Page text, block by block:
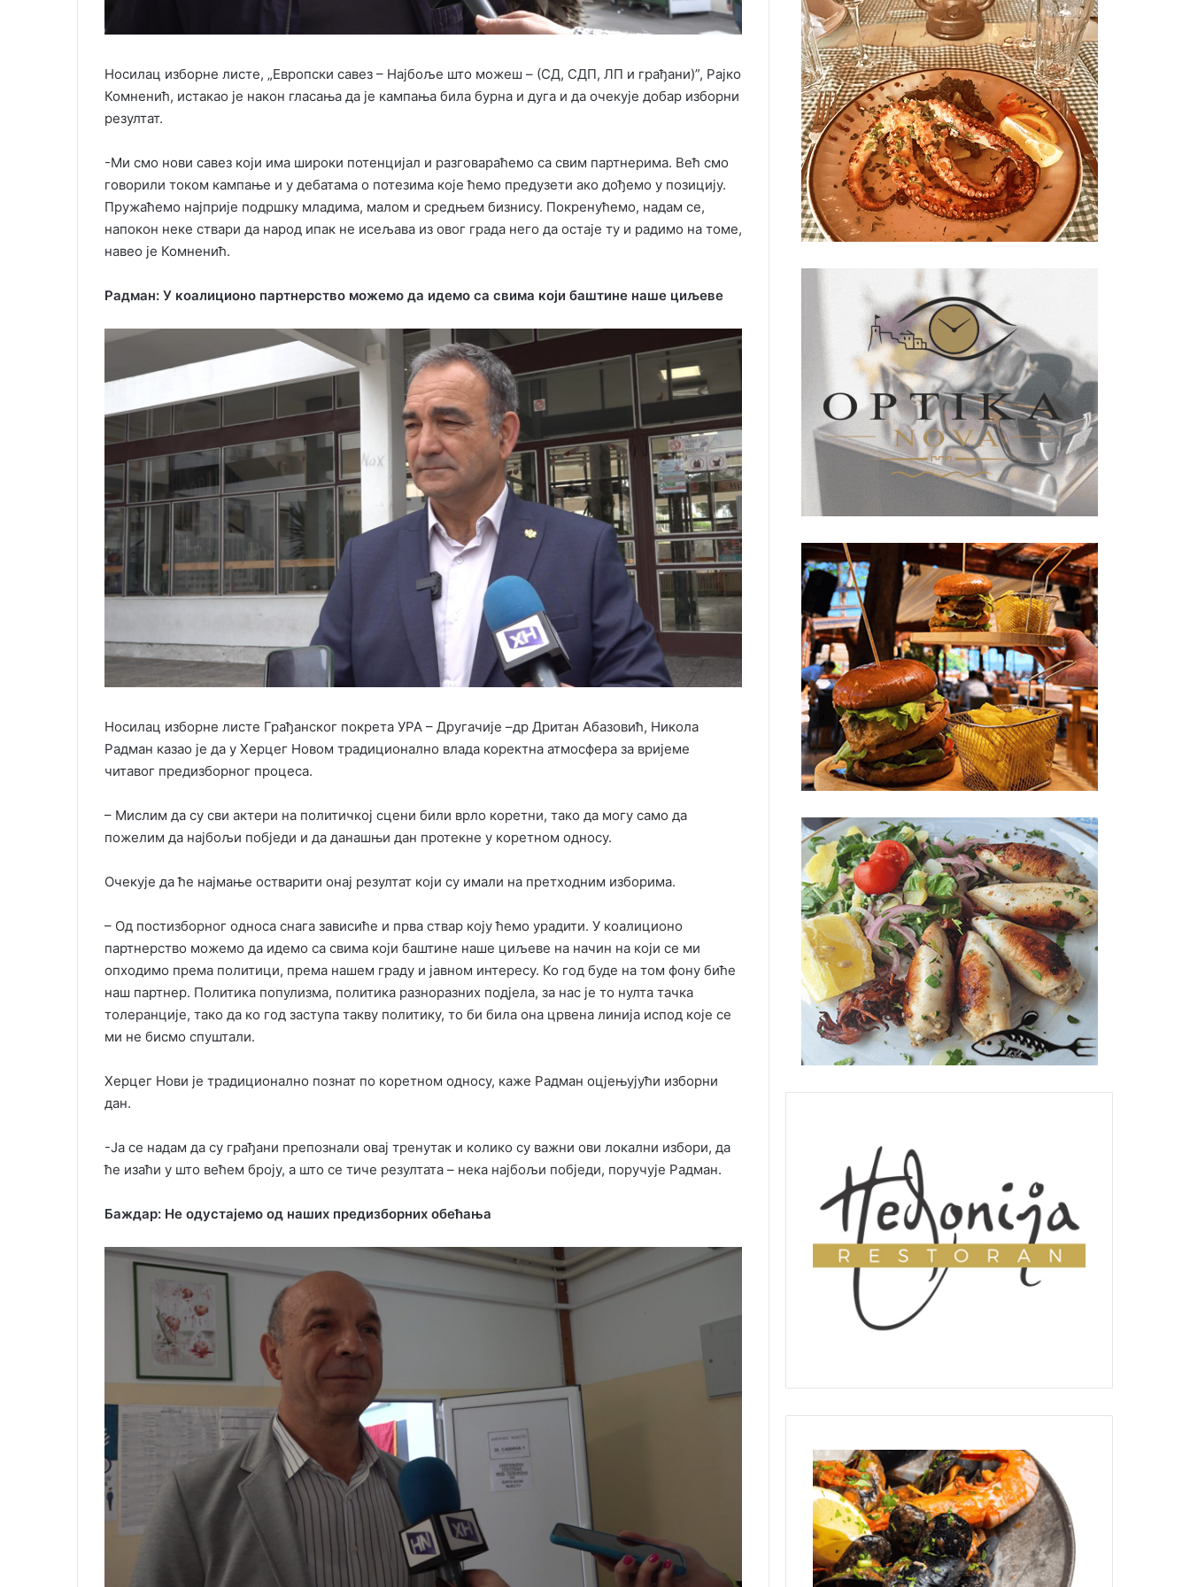
Носилац изборне листе, „Европски савез – Најбоље што можеш – (СД, СДП, ЛП и грађани)”, Рајко
Комненић, истакао је након гласања да је кампања била бурна и дуга и да очекује добар изборни
резултат.
-Ми смо нови савез који има широки потенцијал и разговараћемо са свим партнерима. Већ смо
говорили током кампање и у дебатама о потезима које ћемо предузети ако дођемо у позицију.
Пружаћемо најприје подршку младима, малом и средњем бизнису. Покренућемо, надам се,
напокон неке ствари да народ ипак не исељава из овог града него да остаје ту и радимо на томе,
навео је Комненић.
Радман: У коалиционо партнерство можемо да идемо са свима који баштине наше циљеве
Носилац изборне листе Грађанског покрета УРА – Другачије –др Дритан Абазовић, Никола
Радман казао је да у Херцег Новом традиционално влада коректна атмосфера за вријеме
читавог предизборног процеса.
– Мислим да су сви актери на политичкој сцени били врло коретни, тако да могу само да
пожелим да најбољи побједи и да данашњи дан протекне у коретном односу.
Очекује да ће најмање остварити онај резултат који су имали на претходним изборима.
– Од постизборног односа снага зависиће и прва ствар коју ћемо урадити. У коалиционо
партнерство можемо да идемо са свима који баштине наше циљеве на начин на који се ми
опходимо према политици, према нашем граду и јавном интересу. Ко год буде на том фону биће
наш партнер. Политика популизма, политика разноразних подјела, за нас је то нулта тачка
толеранције, тако да ко год заступа такву политику, то би била она црвена линија испод које се
ми не бисмо спуштали.
Херцег Нови је традиционално познат по коретном односу, каже Радман оцјењујући изборни
дан.
-Ја се надам да су грађани препознали овај тренутак и колико су важни ови локални избори, да
ће изаћи у што већем броју, а што се тиче резултата – нека најбољи побједи, поручује Радман.
Баждар: Не одустајемо од наших предизборних обећања